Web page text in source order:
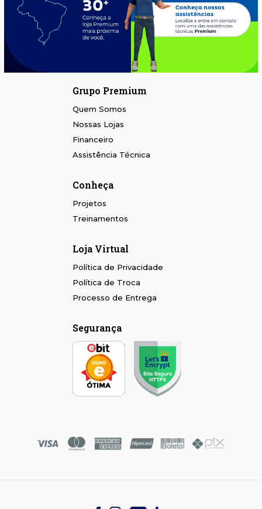
Grupo Premium
Quem Somos
Nossas Lojas
Financeiro
Assistência Técnica
Conheça
Projetos
Treinamentos
Loja Virtual
Política de Privacidade
Política de Troca
Processo de Entrega
Segurança